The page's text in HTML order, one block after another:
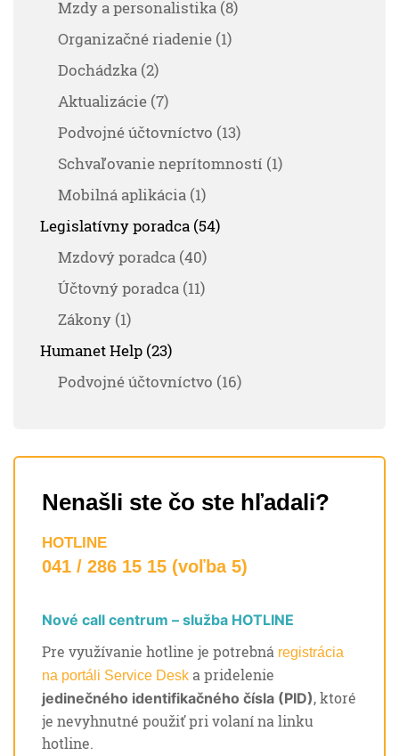
Mzdy a personalistika (8)
Organizačné riadenie (1)
Dochádzka (2)
Aktualizácie (7)
Podvojné účtovníctvo (13)
Schvaľovanie neprítomností (1)
Mobilná aplikácia (1)
Legislatívny poradca (54)
Mzdový poradca (40)
Účtovný poradca (11)
Zákony (1)
Humanet Help (23)
Podvojné účtovníctvo (16)
Nenašli ste čo ste hľadali?
HOTLINE
041 / 286 15 15 (voľba 5)
Nové call centrum – služba HOTLINE
Pre využívanie hotline je potrebná registrácia
na portáli Service Desk a pridelenie
jedinečného identifikačného čísla (PID), ktoré
je nevyhnutné použiť pri volaní na linku
hotline.